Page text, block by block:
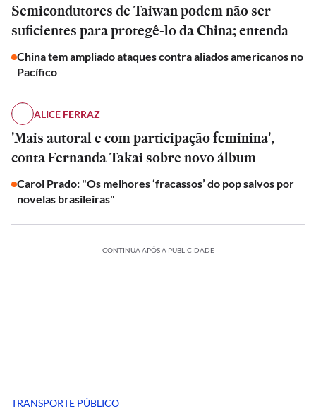
Semicondutores de Taiwan podem não ser
suficientes para protegê-lo da China; entenda
China tem ampliado ataques contra aliados americanos no
Pacífico
ALICE FERRAZ
'Mais autoral e com participação feminina',
conta Fernanda Takai sobre novo álbum
Carol Prado: "Os melhores ‘fracassos’ do pop salvos por
novelas brasileiras"
CONTINUA APÓS A PUBLICIDADE
TRANSPORTE PÚBLICO